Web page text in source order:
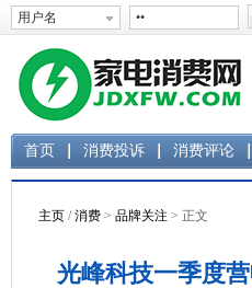
首页 消费投诉 消费评论
主页 /消费 > 品牌关注 > 正文
光峰科技一季度